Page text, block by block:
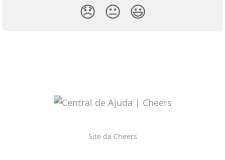
😞 😐 😃
Site da Cheers